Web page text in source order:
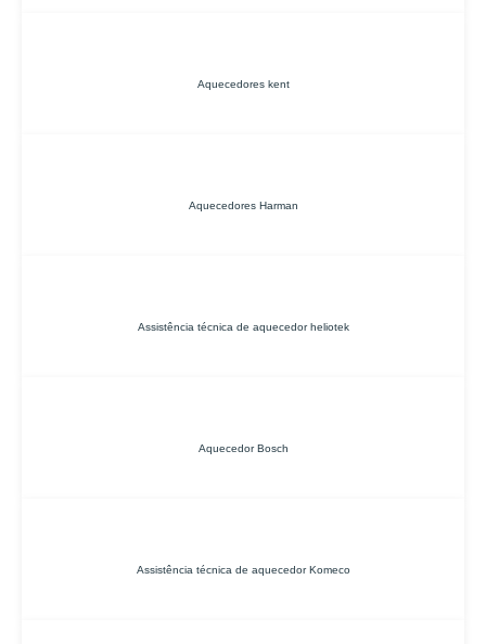
Aquecedores kent
Aquecedores Harman
Assistência técnica de aquecedor heliotek
Aquecedor Bosch
Assistência técnica de aquecedor Komeco